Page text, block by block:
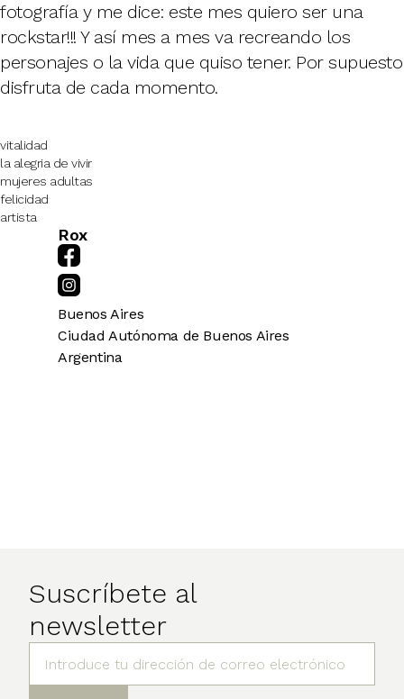
fotografía y me dice: este mes quiero ser una
rockstar!!! Y así mes a mes va recreando los
personajes o la vida que quiso tener. Por supuesto
disfruta de cada momento.
vitalidad
la alegria de vivir
mujeres adultas
felicidad
artista
Rox
Buenos Aires
Ciudad Autónoma de Buenos Aires
Argentina
Suscríbete al
newsletter